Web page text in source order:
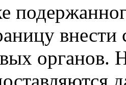
органов.